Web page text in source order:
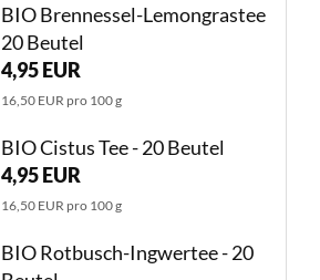
BIO Brennessel-Lemongrastee
20 Beutel
4,95 EUR
16,50 EUR pro 100 g
BIO Cistus Tee - 20 Beutel
4,95 EUR
16,50 EUR pro 100 g
BIO Rotbusch-Ingwertee - 20